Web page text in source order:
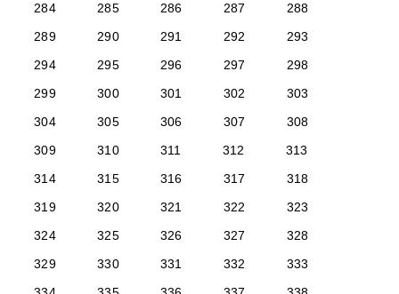
284
285 286 287
288
289
290 291 292
293
294
295 296 297
298
299
300 301 302
303
304
305 306 307
308
309
310 311 312
313
314
315 316 317
318
319
320 321 322
323
324
325 326 327
328
329
330 331 332
333